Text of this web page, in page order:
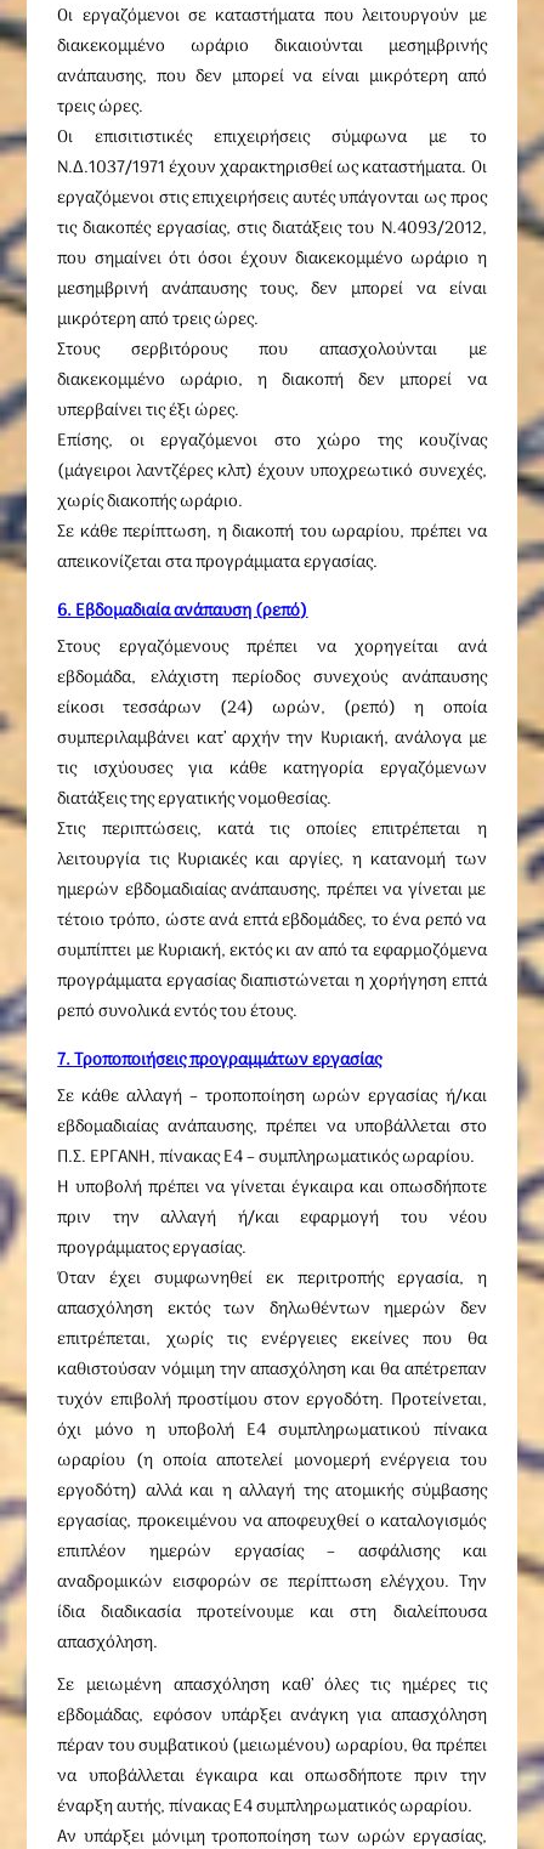
Οι εργαζόμενοι σε καταστήματα που λειτουργούν με
διακεκομμένο ωράριο δικαιούνται μεσημβρινής
ανάπαυσης, που δεν μπορεί να είναι μικρότερη από
τρεις ώρες.
Οι επισιτιστικές επιχειρήσεις σύμφωνα με το
Ν.Δ.1037/1971 έχουν χαρακτηρισθεί ως καταστήματα. Οι
εργαζόμενοι στις επιχειρήσεις αυτές υπάγονται ως προς
τις διακοπές εργασίας, στις διατάξεις του Ν.4093/2012,
που σημαίνει ότι όσοι έχουν διακεκομμένο ωράριο η
μεσημβρινή ανάπαυσης τους, δεν μπορεί να είναι
μικρότερη από τρεις ώρες.
Στους σερβιτόρους που απασχολούνται με
διακεκομμένο ωράριο, η διακοπή δεν μπορεί να
υπερβαίνει τις έξι ώρες.
Επίσης, οι εργαζόμενοι στο χώρο της κουζίνας
(μάγειροι λαντζέρες κλπ) έχουν υποχρεωτικό συνεχές,
χωρίς διακοπής ωράριο.
Σε κάθε περίπτωση, η διακοπή του ωραρίου, πρέπει να
απεικονίζεται στα προγράμματα εργασίας.
6. Εβδομαδιαία ανάπαυση (ρεπό)
Στους εργαζόμενους πρέπει να χορηγείται ανά
εβδομάδα, ελάχιστη περίοδος συνεχούς ανάπαυσης
είκοσι τεσσάρων (24) ωρών, (ρεπό) η οποία
συμπεριλαμβάνει κατ’ αρχήν την Κυριακή, ανάλογα με
τις ισχύουσες για κάθε κατηγορία εργαζόμενων
διατάξεις της εργατικής νομοθεσίας.
Στις περιπτώσεις, κατά τις οποίες επιτρέπεται η
λειτουργία τις Κυριακές και αργίες, η κατανομή των
ημερών εβδομαδιαίας ανάπαυσης, πρέπει να γίνεται με
τέτοιο τρόπο, ώστε ανά επτά εβδομάδες, το ένα ρεπό να
συμπίπτει με Κυριακή, εκτός κι αν από τα εφαρμοζόμενα
προγράμματα εργασίας διαπιστώνεται η χορήγηση επτά
ρεπό συνολικά εντός του έτους.
7. Τροποποιήσεις προγραμμάτων εργασίας
Σε κάθε αλλαγή – τροποποίηση ωρών εργασίας ή/και
εβδομαδιαίας ανάπαυσης, πρέπει να υποβάλλεται στο
Π.Σ. ΕΡΓΑΝΗ, πίνακας Ε4 – συμπληρωματικός ωραρίου.
Η υποβολή πρέπει να γίνεται έγκαιρα και οπωσδήποτε
πριν την αλλαγή ή/και εφαρμογή του νέου
προγράμματος εργασίας.
Όταν έχει συμφωνηθεί εκ περιτροπής εργασία, η
απασχόληση εκτός των δηλωθέντων ημερών δεν
επιτρέπεται, χωρίς τις ενέργειες εκείνες που θα
καθιστούσαν νόμιμη την απασχόληση και θα απέτρεπαν
τυχόν επιβολή προστίμου στον εργοδότη. Προτείνεται,
όχι μόνο η υποβολή Ε4 συμπληρωματικού πίνακα
ωραρίου (η οποία αποτελεί μονομερή ενέργεια του
εργοδότη) αλλά και η αλλαγή της ατομικής σύμβασης
εργασίας, προκειμένου να αποφευχθεί ο καταλογισμός
επιπλέον ημερών εργασίας – ασφάλισης και
αναδρομικών εισφορών σε περίπτωση ελέγχου. Την
ίδια διαδικασία προτείνουμε και στη διαλείπουσα
απασχόληση.
Σε μειωμένη απασχόληση καθ’ όλες τις ημέρες τις
εβδομάδας, εφόσον υπάρξει ανάγκη για απασχόληση
πέραν του συμβατικού (μειωμένου) ωραρίου, θα πρέπει
να υποβάλλεται έγκαιρα και οπωσδήποτε πριν την
έναρξη αυτής, πίνακας Ε4 συμπληρωματικός ωραρίου.
Αν υπάρξει μόνιμη τροποποίηση των ωρών εργασίας,